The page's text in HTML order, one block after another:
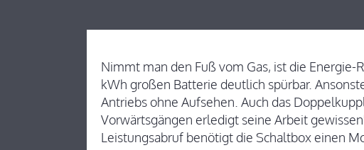
Nimmt man den Fuß vom Gas, ist die Energie-
kWh großen Batterie deutlich spürbar.
Antriebs ohne Aufsehen. Auch das
Vorwärtsgängen erledigt seine Arbeit
Leistungsabruf benötigt die Schaltbox einen